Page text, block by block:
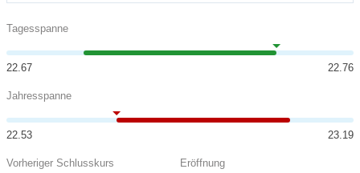
Tagesspanne
22.67 22.76
Jahresspanne
22.53 23.19
Vorheriger Schlusskurs Eröffnung